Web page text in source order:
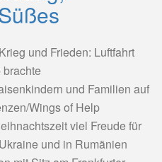
und Frieden: Luftfahrt
und Familien auf
Wings of Help
viel Freude für
und in Rumänien